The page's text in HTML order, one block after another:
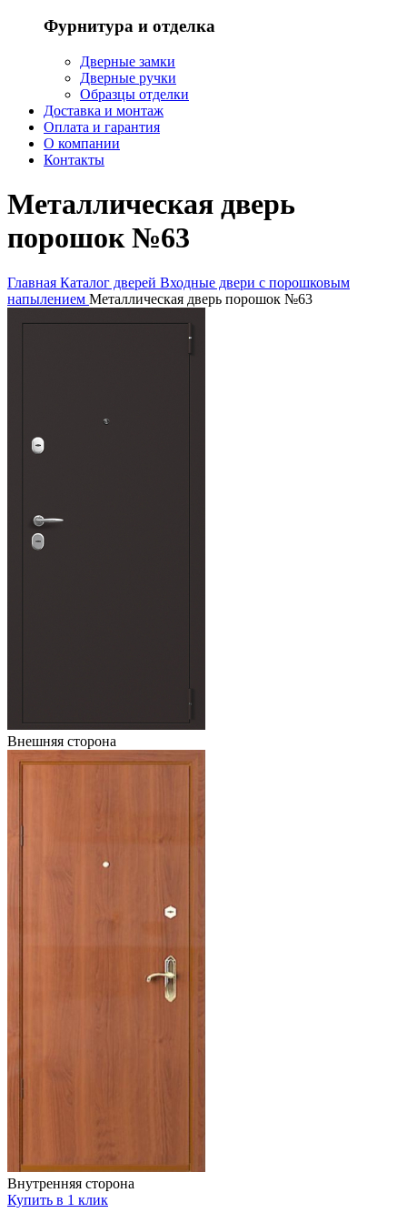
Фурнитура и отделка
Дверные замки
Дверные ручки
Образцы отделки
Доставка и монтаж
Оплата и гарантия
О компании
Контакты
Металлическая дверь
порошок №63
Главная Каталог дверей Входные двери с порошковым
напылением Металлическая дверь порошок №63
Внешняя сторона
Внутренняя сторона
Купить в 1 клик